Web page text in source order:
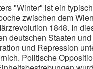
"Winter" ist ein
zwischen dem
1848. In
deutschen Staaten
und Repression
Politische